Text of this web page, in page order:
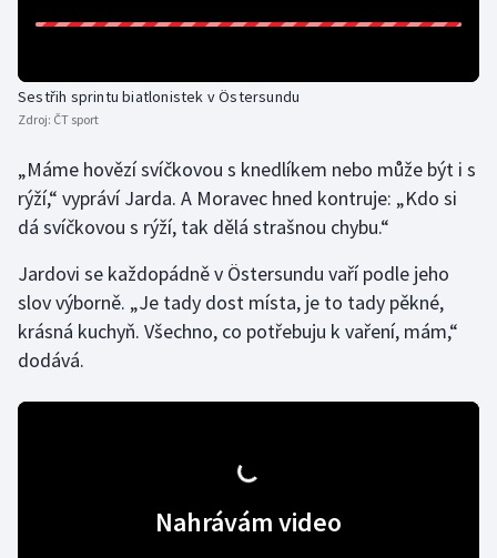
Sestřih sprintu biatlonistek v Östersundu
Zdroj: ČT sport
„Máme hovězí svíčkovou s knedlíkem nebo může být i s
rýží,“ vypráví Jarda. A Moravec hned kontruje: „Kdo si
dá svíčkovou s rýží, tak dělá strašnou chybu.“
Jardovi se každopádně v Östersundu vaří podle jeho
slov výborně. „Je tady dost místa, je to tady pěkné,
krásná kuchyň. Všechno, co potřebuju k vaření, mám,“
dodává.
Nahrávám video